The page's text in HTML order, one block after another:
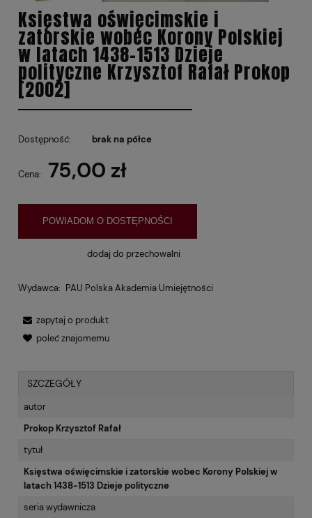
Księstwa oświęcimskie i
zatorskie wobec Korony Polskiej
w latach 1438-1513 Dzieje
polityczne Krzysztof Rafał Prokop
[2002]
Dostępność: brak na półce
Cena: 75,00 zł
POWIADOM O DOSTĘPNOŚCI
dodaj do przechowalni
Wydawca: PAU Polska Akademia Umiejętności
zapytaj o produkt
poleć znajomemu
SZCZEGÓŁY
autor
Prokop Krzysztof Rafał
tytuł
Księstwa oświęcimskie i zatorskie wobec Korony Polskiej w
latach 1438-1513 Dzieje polityczne
seria wydawnicza